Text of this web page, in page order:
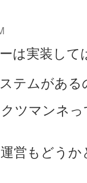
は実装して
テムがある
ツマンネ
営もどうか